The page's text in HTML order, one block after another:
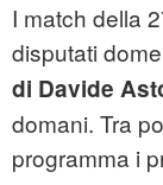
I match della
disputati
di Davide
domani. Tra
programma i